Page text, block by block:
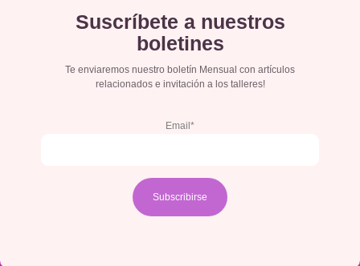
Suscríbete a nuestros
boletines
Te enviaremos nuestro boletín Mensual con artículos
relacionados e invitación a los talleres!
Email*